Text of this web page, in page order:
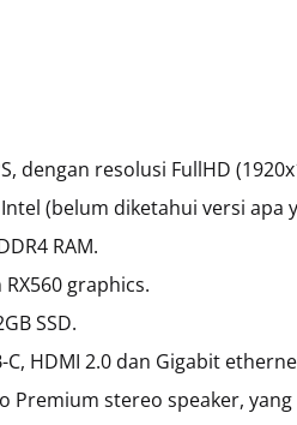
dengan resolusi FullHD
(belum diketahui versi apa
RAM.
graphics.
SSD.
C, HDMI 2.0 dan Gigabit
Premium stereo speaker,